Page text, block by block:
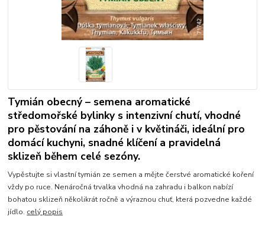
Tymián obecný – semena aromatické
středomořské bylinky s intenzivní chutí, vhodné
pro pěstování na záhoně i v květináči, ideální pro
domácí kuchyni, snadné klíčení a pravidelná
sklizeň během celé sezóny.
Vypěstujte si vlastní tymián ze semen a mějte čerstvé aromatické koření
vždy po ruce. Nenáročná trvalka vhodná na zahradu i balkon nabízí
bohatou sklizeň několikrát ročně a výraznou chuť, která pozvedne každé
jídlo. celý popis